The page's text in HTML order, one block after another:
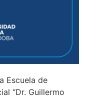
Escuela de
“Dr. Guillermo